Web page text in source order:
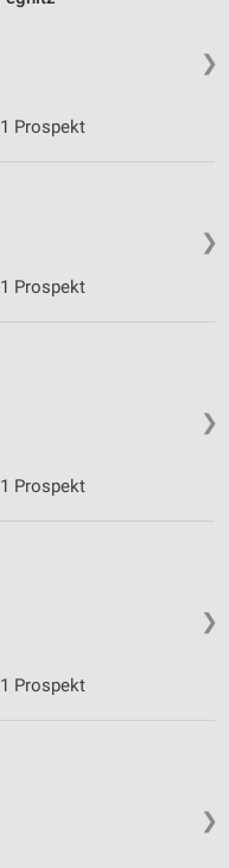
❯
Prospekt
❯
Prospekt
❯
Prospekt
❯
Prospekt
❯
von
von